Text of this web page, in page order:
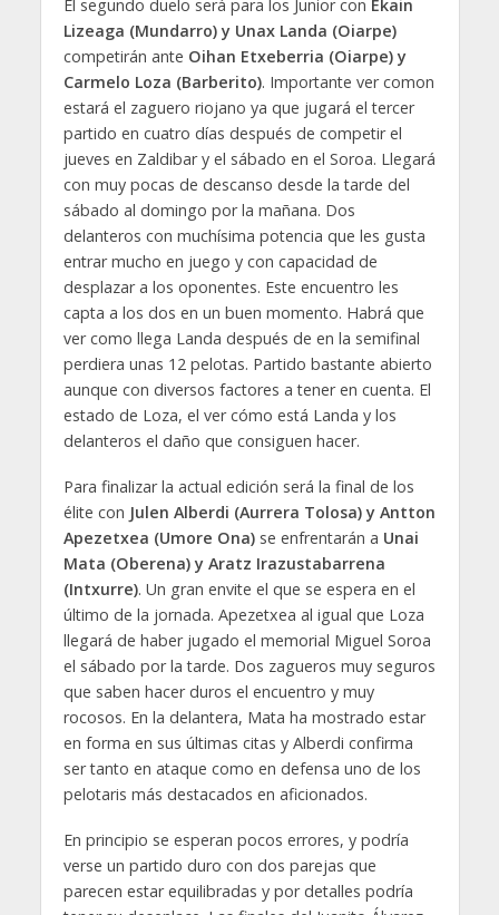
El segundo duelo será para los Junior con Ekain
Lizeaga (Mundarro) y Unax Landa (Oiarpe)
competirán ante Oihan Etxeberria (Oiarpe) y
Carmelo Loza (Barberito). Importante ver comon
estará el zaguero riojano ya que jugará el tercer
partido en cuatro días después de competir el
jueves en Zaldibar y el sábado en el Soroa. Llegará
con muy pocas de descanso desde la tarde del
sábado al domingo por la mañana. Dos
delanteros con muchísima potencia que les gusta
entrar mucho en juego y con capacidad de
desplazar a los oponentes. Este encuentro les
capta a los dos en un buen momento. Habrá que
ver como llega Landa después de en la semifinal
perdiera unas 12 pelotas. Partido bastante abierto
aunque con diversos factores a tener en cuenta. El
estado de Loza, el ver cómo está Landa y los
delanteros el daño que consiguen hacer.
Para finalizar la actual edición será la final de los
élite con Julen Alberdi (Aurrera Tolosa) y Antton
Apezetxea (Umore Ona)se enfrentarán a Unai
Mata (Oberena) y Aratz Irazustabarrena
(Intxurre). Un gran envite el que se espera en el
último de la jornada. Apezetxea al igual que Loza
llegará de haber jugado el memorial Miguel Soroa
el sábado por la tarde. Dos zagueros muy seguros
que saben hacer duros el encuentro y muy
rocosos. En la delantera, Mata ha mostrado estar
en forma en sus últimas citas y Alberdi confirma
ser tanto en ataque como en defensa uno de los
pelotaris más destacados en aficionados.
En principio se esperan pocos errores, y podría
verse un partido duro con dos parejas que
parecen estar equilibradas y por detalles podría